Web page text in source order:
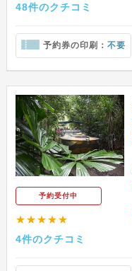
48件のクチコミ
予約券の印刷： 不要
予約受付中
★★★★★
4件のクチコミ